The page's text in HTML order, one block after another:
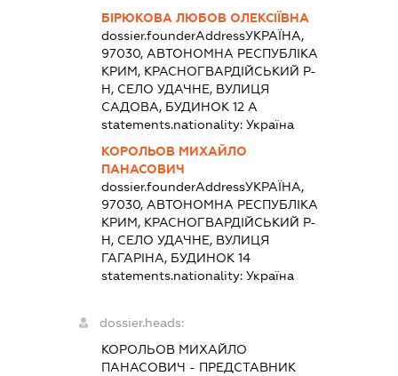
БІРЮКОВА ЛЮБОВ ОЛЕКСІЇВНА
dossier.founderAddressУКРАЇНА,
97030, АВТОНОМНА РЕСПУБЛІКА
КРИМ, КРАСНОГВАРДІЙСЬКИЙ Р-
Н, СЕЛО УДАЧНЕ, ВУЛИЦЯ
САДОВА, БУДИНОК 12 А
statements.nationality:Україна
КОРОЛЬОВ МИХАЙЛО
ПАНАСОВИЧ
dossier.founderAddressУКРАЇНА,
97030, АВТОНОМНА РЕСПУБЛІКА
КРИМ, КРАСНОГВАРДІЙСЬКИЙ Р-
Н, СЕЛО УДАЧНЕ, ВУЛИЦЯ
ГАГАРІНА, БУДИНОК 14
statements.nationality:Україна
dossier.heads:
КОРОЛЬОВ МИХАЙЛО
ПАНАСОВИЧ - ПРЕДСТАВНИК